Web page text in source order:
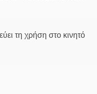
τη χρήση στο κινητό